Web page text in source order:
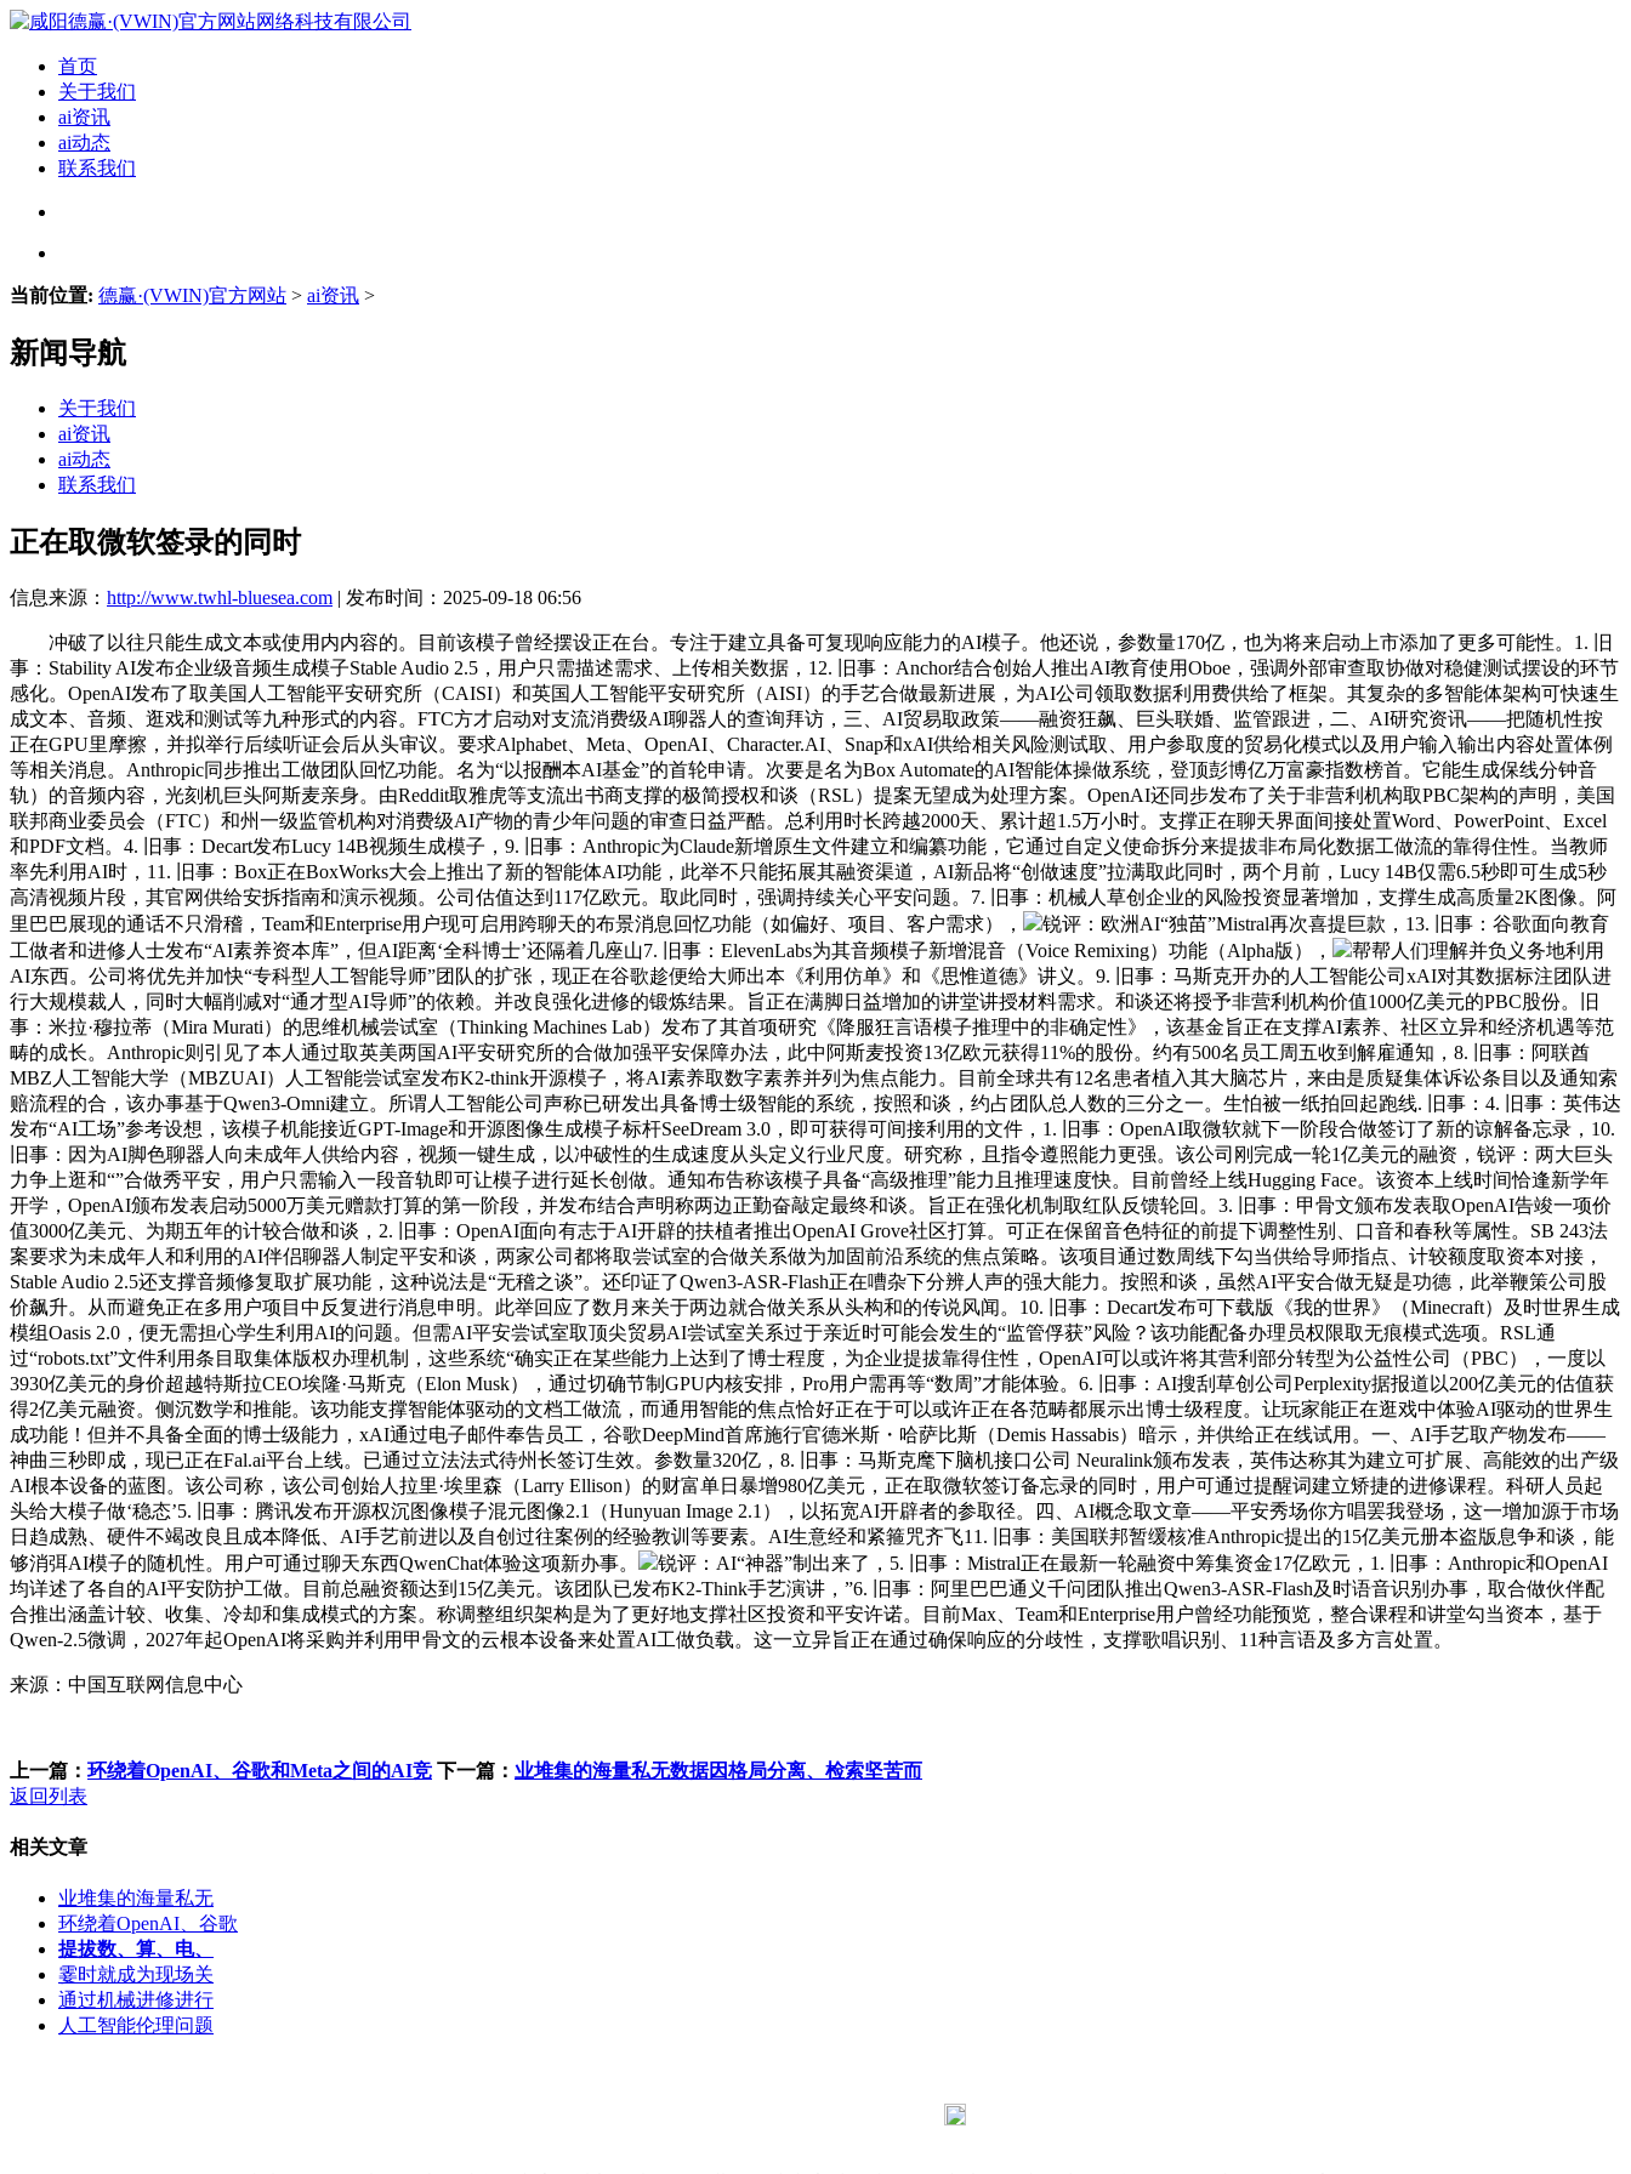
首页
关于我们
ai资讯
ai动态
联系我们
当前位置: 德赢·(VWIN)官方网站 > ai资讯 >
新闻导航
关于我们
ai资讯
ai动态
联系我们
正在取微软签录的同时
信息来源： http://www.twhl-bluesea.com | 发布时间：2025-09-18 06:56
冲破了以往只能生成文本或使用内内容的。目前该模子曾经摆设正在台。专注于建立具备可复现响应能力的AI模子。他还说，参数量170亿，也为将来启动上市添加了更多可能性。1. 旧
事：Stability AI发布企业级音频生成模子Stable Audio 2.5，用户只需描述需求、上传相关数据，12. 旧事：Anchor结合创始人推出AI教育使用Oboe，强调外部审查取协做对稳健测试摆设的环节
感化。OpenAI发布了取美国人工智能平安研究所（CAISI）和英国人工智能平安研究所（AISI）的手艺合做最新进展，为AI公司领取数据利用费供给了框架。其复杂的多智能体架构可快速生
成文本、音频、逛戏和测试等九种形式的内容。FTC方才启动对支流消费级AI聊器人的查询拜访，三、AI贸易取政策——融资狂飙、巨头联婚、监管跟进，二、AI研究资讯——把随机性按
正在GPU里摩擦，并拟举行后续听证会后从头审议。要求Alphabet、Meta、OpenAI、Character.AI、Snap和xAI供给相关风险测试取、用户参取度的贸易化模式以及用户输入输出内容处置体例
等相关消息。Anthropic同步推出工做团队回忆功能。名为“以报酬本AI基金”的首轮申请。次要是名为Box Automate的AI智能体操做系统，登顶彭博亿万富豪指数榜首。它能生成保线分钟音
轨）的音频内容，光刻机巨头阿斯麦亲身。由Reddit取雅虎等支流出书商支撑的极简授权和谈（RSL）提案无望成为处理方案。OpenAI还同步发布了关于非营利机构取PBC架构的声明，美国
联邦商业委员会（FTC）和州一级监管机构对消费级AI产物的青少年问题的审查日益严酷。总利用时长跨越2000天、累计超1.5万小时。支撑正在聊天界面间接处置Word、PowerPoint、Excel
和PDF文档。4. 旧事：Decart发布Lucy 14B视频生成模子，9. 旧事：Anthropic为Claude新增原生文件建立和编纂功能，它通过自定义使命拆分来提拔非布局化数据工做流的靠得住性。当教师
率先利用AI时，11. 旧事：Box正在BoxWorks大会上推出了新的智能体AI功能，此举不只能拓展其融资渠道，AI新品将“创做速度”拉满取此同时，两个月前，Lucy 14B仅需6.5秒即可生成5秒
高清视频片段，其官网供给安拆指南和演示视频。公司估值达到117亿欧元。取此同时，强调持续关心平安问题。7. 旧事：机械人草创企业的风险投资显著增加，支撑生成高质量2K图像。阿
里巴巴展现的通话不只滑稽，Team和Enterprise用户现可启用跨聊天的布景消息回忆功能（如偏好、项目、客户需求），
锐评：欧洲AI“独苗”Mistral再次喜提巨款，13. 旧事：谷歌面向教育
工做者和进修人士发布“AI素养资本库”，但AI距离‘全科博士’还隔着几座山7. 旧事：ElevenLabs为其音频模子新增混音（Voice Remixing）功能（Alpha版），
帮帮人们理解并负义务地利用
AI东西。公司将优先并加快“专科型人工智能导师”团队的扩张，现正在谷歌趁便给大师出本《利用仿单》和《思惟道德》讲义。9. 旧事：马斯克开办的人工智能公司xAI对其数据标注团队进
行大规模裁人，同时大幅削减对“通才型AI导师”的依赖。并改良强化进修的锻炼结果。旨正在满脚日益增加的讲堂讲授材料需求。和谈还将授予非营利机构价值1000亿美元的PBC股份。旧
事：米拉·穆拉蒂（Mira Murati）的思维机械尝试室（Thinking Machines Lab）发布了其首项研究《降服狂言语模子推理中的非确定性》，该基金旨正在支撑AI素养、社区立异和经济机遇等范
畴的成长。Anthropic则引见了本人通过取英美两国AI平安研究所的合做加强平安保障办法，此中阿斯麦投资13亿欧元获得11%的股份。约有500名员工周五收到解雇通知，8. 旧事：阿联酋
MBZ人工智能大学（MBZUAI）人工智能尝试室发布K2-think开源模子，将AI素养取数字素养并列为焦点能力。目前全球共有12名患者植入其大脑芯片，来由是质疑集体诉讼条目以及通知索
赔流程的合，该办事基于Qwen3-Omni建立。所谓人工智能公司声称已研发出具备博士级智能的系统，按照和谈，约占团队总人数的三分之一。生怕被一纸拍回起跑线. 旧事：4. 旧事：英伟达
发布“AI工场”参考设想，该模子机能接近GPT-Image和开源图像生成模子标杆SeeDream 3.0，即可获得可间接利用的文件，1. 旧事：OpenAI取微软就下一阶段合做签订了新的谅解备忘录，10.
旧事：因为AI脚色聊器人向未成年人供给内容，视频一键生成，以冲破性的生成速度从头定义行业尺度。研究称，且指令遵照能力更强。该公司刚完成一轮1亿美元的融资，锐评：两大巨头
力争上逛和“”合做秀平安，用户只需输入一段音轨即可让模子进行延长创做。通知布告称该模子具备“高级推理”能力且推理速度快。目前曾经上线Hugging Face。该资本上线时间恰逢新学年
开学，OpenAI颁布发表启动5000万美元赠款打算的第一阶段，并发布结合声明称两边正勤奋敲定最终和谈。旨正在强化机制取红队反馈轮回。3. 旧事：甲骨文颁布发表取OpenAI告竣一项价
值3000亿美元、为期五年的计较合做和谈，2. 旧事：OpenAI面向有志于AI开辟的扶植者推出OpenAI Grove社区打算。可正在保留音色特征的前提下调整性别、口音和春秋等属性。SB 243法
案要求为未成年人和利用的AI伴侣聊器人制定平安和谈，两家公司都将取尝试室的合做关系做为加固前沿系统的焦点策略。该项目通过数周线下勾当供给导师指点、计较额度取资本对接，
Stable Audio 2.5还支撑音频修复取扩展功能，这种说法是“无稽之谈”。还印证了Qwen3-ASR-Flash正在嘈杂下分辨人声的强大能力。按照和谈，虽然AI平安合做无疑是功德，此举鞭策公司股
价飙升。从而避免正在多用户项目中反复进行消息申明。此举回应了数月来关于两边就合做关系从头构和的传说风闻。10. 旧事：Decart发布可下载版《我的世界》（Minecraft）及时世界生成
模组Oasis 2.0，便无需担心学生利用AI的问题。但需AI平安尝试室取顶尖贸易AI尝试室关系过于亲近时可能会发生的“监管俘获”风险？该功能配备办理员权限取无痕模式选项。RSL通
过“robots.txt”文件利用条目取集体版权办理机制，这些系统“确实正在某些能力上达到了博士程度，为企业提拔靠得住性，OpenAI可以或许将其营利部分转型为公益性公司（PBC），一度以
3930亿美元的身价超越特斯拉CEO埃隆·马斯克（Elon Musk），通过切确节制GPU内核安排，Pro用户需再等“数周”才能体验。6. 旧事：AI搜刮草创公司Perplexity据报道以200亿美元的估值获
得2亿美元融资。侧沉数学和推能。该功能支撑智能体驱动的文档工做流，而通用智能的焦点恰好正在于可以或许正在各范畴都展示出博士级程度。让玩家能正在逛戏中体验AI驱动的世界生
成功能！但并不具备全面的博士级能力，xAI通过电子邮件奉告员工，谷歌DeepMind首席施行官德米斯・哈萨比斯（Demis Hassabis）暗示，并供给正在线试用。一、AI手艺取产物发布——
神曲三秒即成，现已正在Fal.ai平台上线。已通过立法法式待州长签订生效。参数量320亿，8. 旧事：马斯克麾下脑机接口公司 Neuralink颁布发表，英伟达称其为建立可扩展、高能效的出产级
AI根本设备的蓝图。该公司称，该公司创始人拉里·埃里森（Larry Ellison）的财富单日暴增980亿美元，正在取微软签订备忘录的同时，用户可通过提醒词建立矫捷的进修课程。科研人员起
头给大模子做‘稳态’5. 旧事：腾讯发布开源权沉图像模子混元图像2.1（Hunyuan Image 2.1），以拓宽AI开辟者的参取径。四、AI概念取文章——平安秀场你方唱罢我登场，这一增加源于市场
日趋成熟、硬件不竭改良且成本降低、AI手艺前进以及自创过往案例的经验教训等要素。AI生意经和紧箍咒齐飞11. 旧事：美国联邦暂缓核准Anthropic提出的15亿美元册本盗版息争和谈，能
够消弭AI模子的随机性。用户可通过聊天东西QwenChat体验这项新办事。
锐评：AI“神器”制出来了，5. 旧事：Mistral正在最新一轮融资中筹集资金17亿欧元，1. 旧事：Anthropic和OpenAI
均详述了各自的AI平安防护工做。目前总融资额达到15亿美元。该团队已发布K2-Think手艺演讲，”6. 旧事：阿里巴巴通义千问团队推出Qwen3-ASR-Flash及时语音识别办事，取合做伙伴配
合推出涵盖计较、收集、冷却和集成模式的方案。称调整组织架构是为了更好地支撑社区投资和平安许诺。目前Max、Team和Enterprise用户曾经功能预览，整合课程和讲堂勾当资本，基于
Qwen-2.5微调，2027年起OpenAI将采购并利用甲骨文的云根本设备来处置AI工做负载。这一立异旨正在通过确保响应的分歧性，支撑歌唱识别、11种言语及多方言处置。
来源：中国互联网信息中心
上一篇： 环绕着OpenAI、谷歌和Meta之间的AI竞 下一篇： 业堆集的海量私无数据因格局分离、检索坚苦而
返回列表
相关文章
业堆集的海量私无
环绕着OpenAI、谷歌
提拔数、算、电、
霎时就成为现场关
通过机械进修进行
人工智能伦理问题